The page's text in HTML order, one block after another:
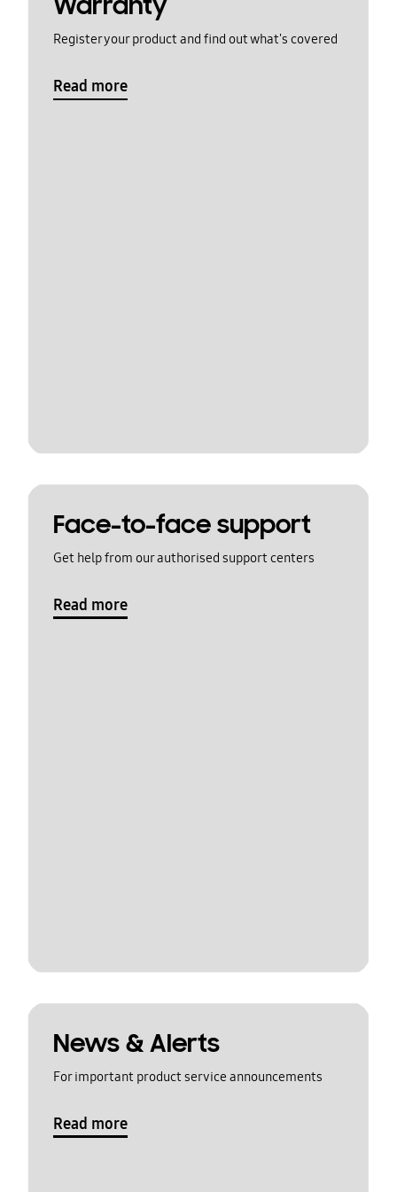
Register your product and find out what's covered
Read more
Face-to-face support
Get help from our authorised support centers
Read more
News & Alerts
For important product service announcements
Read more